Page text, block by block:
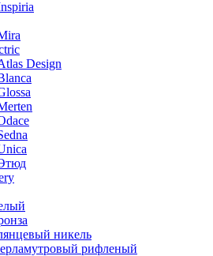
Design
никель
рифленый